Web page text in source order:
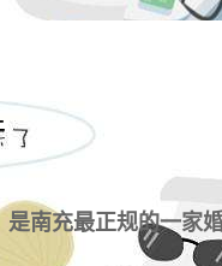
是南充最正规的一家